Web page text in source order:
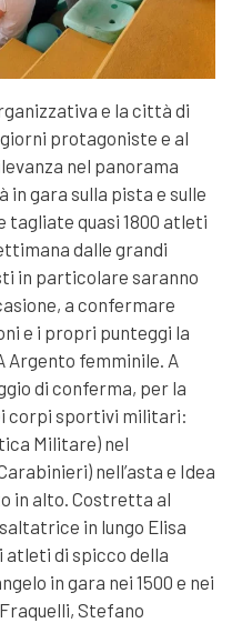
e la città di
protagoniste e al
nel panorama
in gara sulla pista e sulle
tagliate quasi 1800 atleti
dalle grandi
in particolare saranno
a confermare
e i propri punteggi la
Argento femminile. A
di conferma, per la
corpi sportivi militari:
Militare) nel
nell’asta e Idea
in alto. Costretta al
in lungo Elisa
atleti di spicco della
in gara nei 1500 e nei
Stefano